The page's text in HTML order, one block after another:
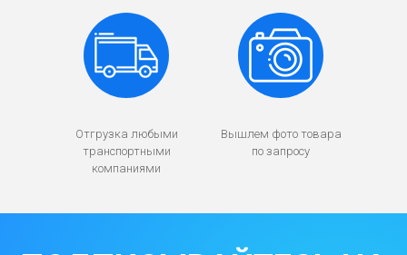
Отгрузка любыми
транспортными
компаниями
Вышлем фото товара
по запросу